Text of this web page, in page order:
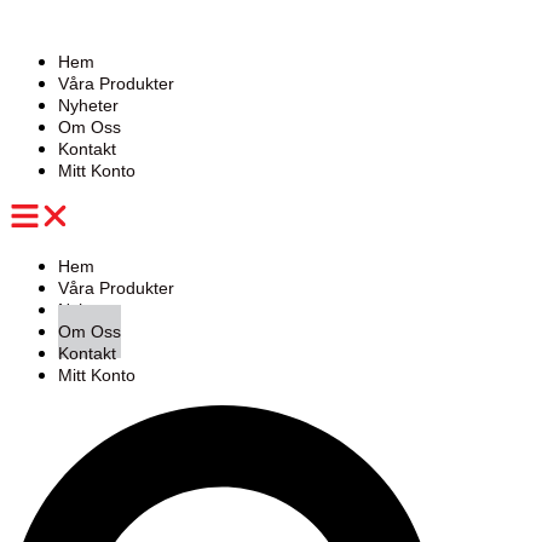
innehållHem
Våra Produkter
Nyheter
Om Oss
Kontakt
Mitt Konto
Hem
Våra Produkter
Nyheter
Om Oss
Kontakt
Mitt Konto